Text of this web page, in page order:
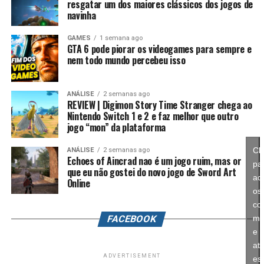
competitivo, mas Splatoon Raiders mostra que existe
espaço para expandir esse universo com uma campanha
mais ambiciosa e cheia de conteúdo. Caso a recepção dos
jogadores seja positiva, é bem possível que a Nintendo
continue investindo nesse formato e transforme o modo
história em um dos pilares da série daqui para frente.
No fim das contas, fica a sensação de que Splatoon
Raiders funciona como um grande laboratório para o
futuro da franquia. A Nintendo parece estar testando
novas mecânicas, um mundo mais aberto, sistemas de
progressão e uma campanha muito mais ambiciosa para
entender como os jogadores vão reagir. Se a recepção
for positiva, é bem possível que muitas dessas ideias
resgatar um dos maiores clássicos dos jogos de
navinha
GAMES 1 semana ago
GTA 6 pode piorar os videogames para sempre e
nem todo mundo percebeu isso
ANÁLISE 2 semanas ago
REVIEW | Digimon Story Time Stranger chega ao
Nintendo Switch 1 e 2 e faz melhor que outro
jogo “mon” da plataforma
ANÁLISE 2 semanas ago
Echoes of Aincrad nao é um jogo ruim, mas or
que eu não gostei do novo jogo de Sword Art
Online
FACEBOOK
os
e
ADVERTISEMENT